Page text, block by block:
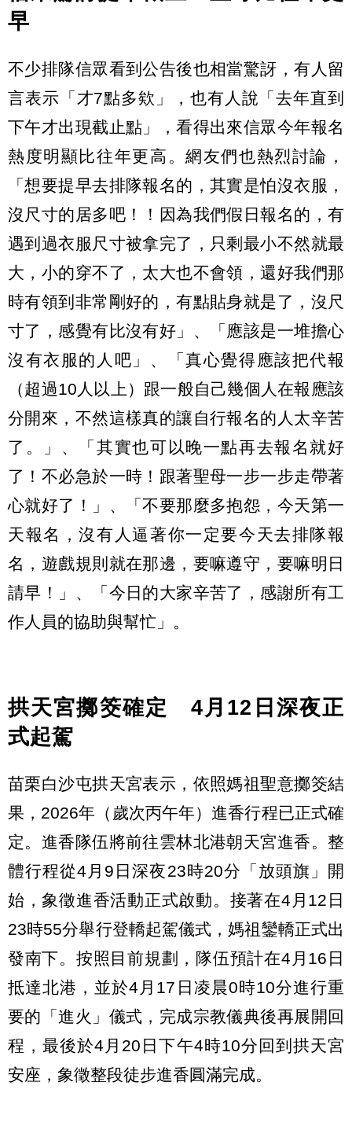
早
不少排隊信眾看到公告後也相當驚訝，有人留
言表示「才7點多欸」，也有人說「去年直到
下午才出現截止點」，看得出來信眾今年報名
熱度明顯比往年更高。網友們也熱烈討論，
「想要提早去排隊報名的，其實是怕沒衣服，
沒尺寸的居多吧！！因為我們假日報名的，有
遇到過衣服尺寸被拿完了，只剩最小不然就最
大，小的穿不了，太大也不會領，還好我們那
時有領到非常剛好的，有點貼身就是了，沒尺
寸了，感覺有比沒有好」、「應該是一堆擔心
沒有衣服的人吧」、「真心覺得應該把代報
（超過10人以上）跟一般自己幾個人在報應該
分開來，不然這樣真的讓自行報名的人太辛苦
了。」、「其實也可以晚一點再去報名就好
了！不必急於一時！跟著聖母一步一步走帶著
心就好了！」、「不要那麼多抱怨，今天第一
天報名，沒有人逼著你一定要今天去排隊報
名，遊戲規則就在那邊，要嘛遵守，要嘛明日
請早！」、「今日的大家辛苦了，感謝所有工
作人員的協助與幫忙」。
拱天宮擲筊確定 4月12日深夜正
式起駕
苗栗白沙屯拱天宮表示，依照媽祖聖意擲筊結
果，2026年（歲次丙午年）進香行程已正式確
定。進香隊伍將前往雲林北港朝天宮進香。整
體行程從4月9日深夜23時20分「放頭旗」開
始，象徵進香活動正式啟動。接著在4月12日
23時55分舉行登轎起駕儀式，媽祖鑾轎正式出
發南下。按照目前規劃，隊伍預計在4月16日
抵達北港，並於4月17日凌晨0時10分進行重
要的「進火」儀式，完成宗教儀典後再展開回
程，最後於4月20日下午4時10分回到拱天宮
安座，象徵整段徒步進香圓滿完成。